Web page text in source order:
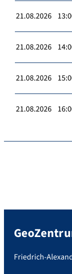
21.08.2026
21.08.2026
21.08.2026
21.08.2026
Friedrich-